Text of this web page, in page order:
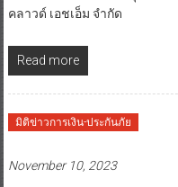
คลาวด์ เอชเอ็ม จำกัด
Read more
มิติข่าวการเงิน-ประกันภัย
November 10, 2023